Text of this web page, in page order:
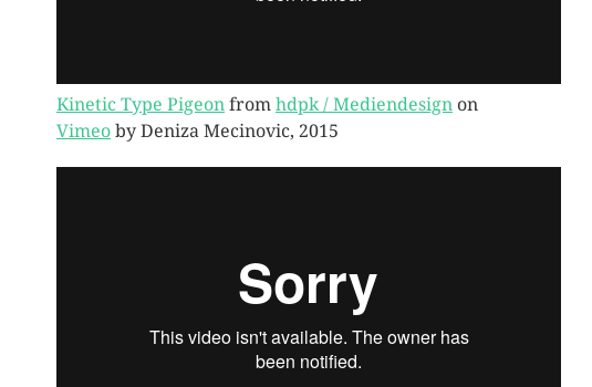
Kinetic Type Pigeon from hdpk / Mediendesign on
Vimeo by Deniza Mecinovic, 2015